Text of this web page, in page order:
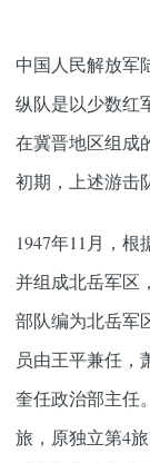
中国人民解放军
纵队是以少数红
在冀晋地区组成
初期，上述游击
1947年11月，
并组成北岳军区
部队编为北岳军
员由王平兼任，
奎任政治部主任
旅，原独立第4